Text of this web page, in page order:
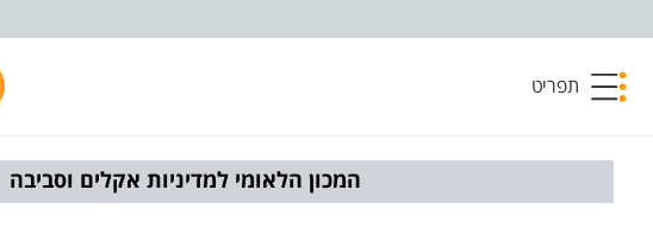
תפריט
המכון הלאומי למדיניות אקלים וסביבה